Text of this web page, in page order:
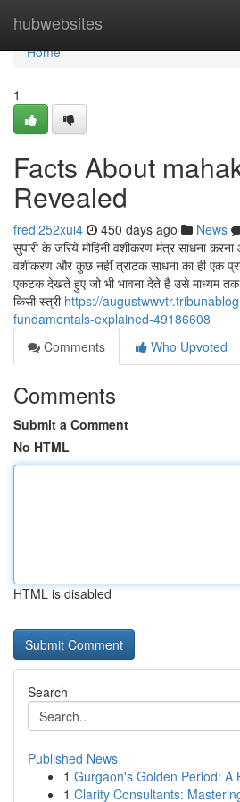
hubwebsites
Home
Home
1
Facts About
Revealed
fredl252xui4 450 days ago News
सुपारी के जरिये मोहिनी वशीकरण मंत्र साधना
वशीकरण और कुछ नहीं त्राटक साधना का ही एक
एकटक देखते हुए जो भी भावना देते है उसे माध्यम तक
किसी स्त्री https://
fundamentals-explained-49186608
Comments
Who Upvoted
Comments
Submit a Comment
No HTML
HTML is disabled
Search
Published News
1 Gurgaon's Golden Period: A
1 Clarity Consultants: